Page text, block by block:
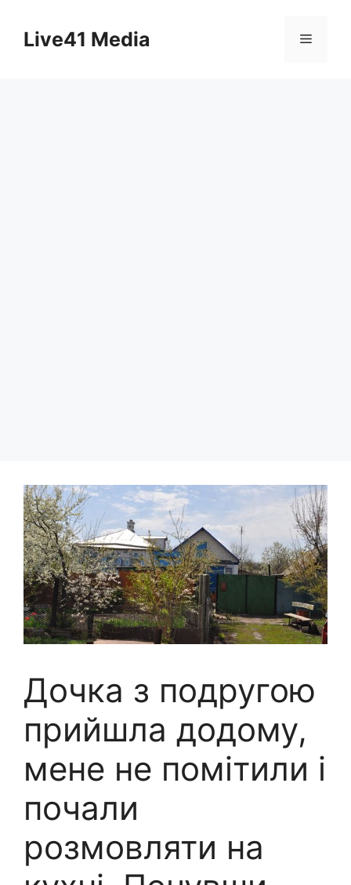
contentLive41 Media Menu
Дочка з подругою
прийшла додому,
мене не помітили і
почали
розмовляти на